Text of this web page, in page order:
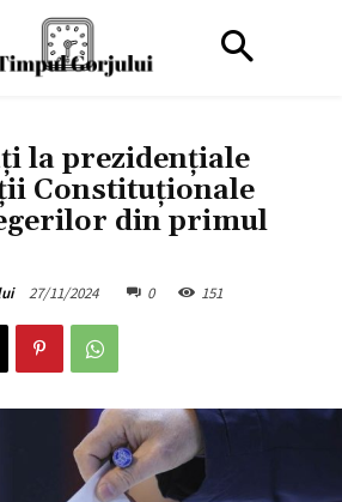
la prezidenţiale
Constituţionale
din primul
27/11/2024 0 151